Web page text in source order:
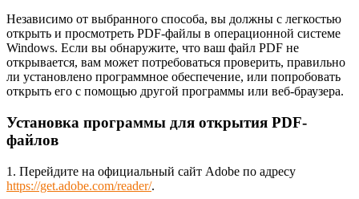
Независимо от выбранного способа, вы должны с легкостью
открыть и просмотреть PDF-файлы в операционной системе
Windows. Если вы обнаружите, что ваш файл PDF не
открывается, вам может потребоваться проверить, правильно
ли установлено программное обеспечение, или попробовать
открыть его с помощью другой программы или веб-браузера.
Установка программы для открытия PDF-
файлов
1. Перейдите на официальный сайт Adobe по адресу
https://get.adobe.com/reader/.